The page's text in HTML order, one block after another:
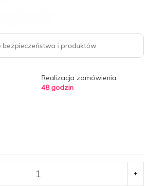
bezpieczeństwa i produktów
Realizacja zamówienia:
48 godzin